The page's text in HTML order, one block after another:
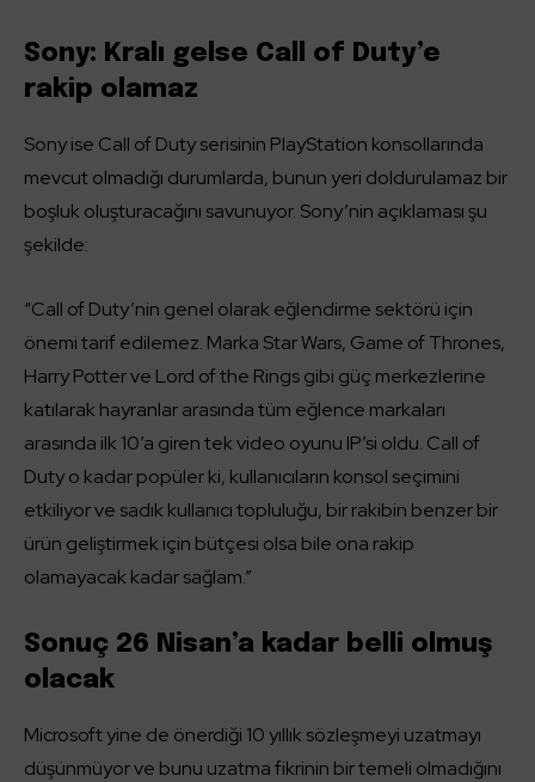
Sony: Kralı gelse Call of Duty’e
rakip olamaz
Sony ise Call of Duty serisinin PlayStation konsollarında
mevcut olmadığı durumlarda, bunun yeri doldurulamaz bir
boşluk oluşturacağını savunuyor. Sony’nin açıklaması şu
şekilde:
“Call of Duty’nin genel olarak eğlendirme sektörü için
önemi tarif edilemez. Marka Star Wars, Game of Thrones,
Harry Potter ve Lord of the Rings gibi güç merkezlerine
katılarak hayranlar arasında tüm eğlence markaları
arasında ilk 10’a giren tek video oyunu IP’si oldu. Call of
Duty o kadar popüler ki, kullanıcıların konsol seçimini
etkiliyor ve sadık kullanıcı topluluğu, bir rakibin benzer bir
ürün geliştirmek için bütçesi olsa bile ona rakip
olamayacak kadar sağlam.”
Sonuç 26 Nisan’a kadar belli olmuş
olacak
Microsoft yine de önerdiği 10 yıllık sözleşmeyi uzatmayı
düşünmüyor ve bunu uzatma fikrinin bir temeli olmadığını